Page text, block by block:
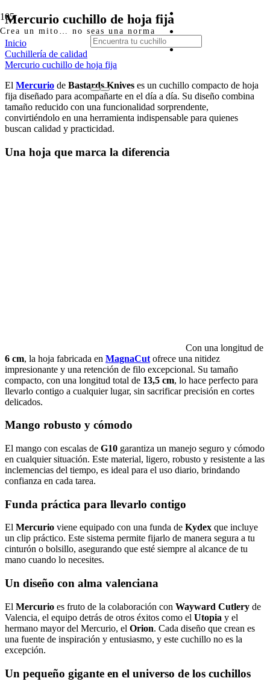
Crea un mito… no seas una norma
Mercurio cuchillo de hoja fija
Inicio
Cuchillería de calidad
Mercurio cuchillo de hoja fija
El Mercurio de Bastards Knives es un cuchillo compacto de hoja
fija diseñado para acompañarte en el día a día. Su diseño combina
tamaño reducido con una funcionalidad sorprendente,
convirtiéndolo en una herramienta indispensable para quienes
buscan calidad y practicidad.
Una hoja que marca la diferencia
Con una longitud de
6 cm, la hoja fabricada en MagnaCut ofrece una nitidez
impresionante y una retención de filo excepcional. Su tamaño
compacto, con una longitud total de 13,5 cm, lo hace perfecto para
llevarlo contigo a cualquier lugar, sin sacrificar precisión en cortes
delicados.
Mango robusto y cómodo
El mango con escalas de G10 garantiza un manejo seguro y cómodo
en cualquier situación. Este material, ligero, robusto y resistente a las
inclemencias del tiempo, es ideal para el uso diario, brindando
confianza en cada tarea.
Funda práctica para llevarlo contigo
El Mercurio viene equipado con una funda de Kydex que incluye
un clip práctico. Este sistema permite fijarlo de manera segura a tu
cinturón o bolsillo, asegurando que esté siempre al alcance de tu
mano cuando lo necesites.
Un diseño con alma valenciana
El Mercurio es fruto de la colaboración con Wayward Cutlery de
Valencia, el equipo detrás de otros éxitos como el Utopia y el
hermano mayor del Mercurio, el Orion. Cada diseño que crean es
una fuente de inspiración y entusiasmo, y este cuchillo no es la
excepción.
Un pequeño gigante en el universo de los cuchillos